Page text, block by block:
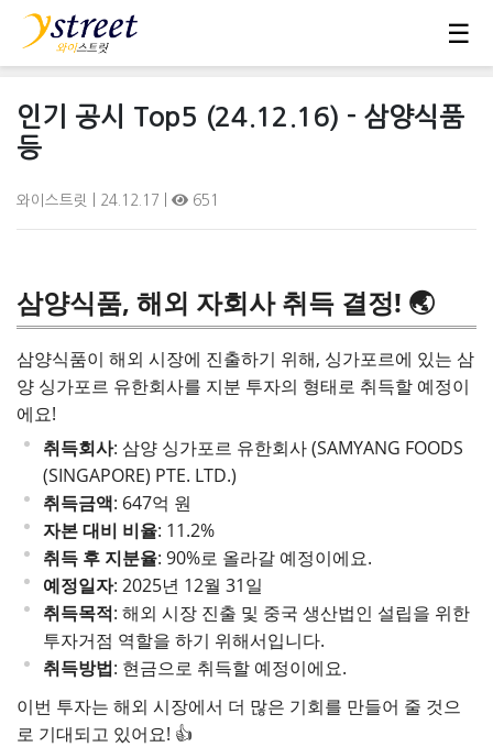
☰
인기 공시 Top5 (24.12.16) - 삼양식품
등
와이스트릿 | 24.12.17 | 651
삼양식품, 해외 자회사 취득 결정! 🌏
삼양식품이 해외 시장에 진출하기 위해, 싱가포르에 있는 삼
양 싱가포르 유한회사를 지분 투자의 형태로 취득할 예정이
에요!
취득회사: 삼양 싱가포르 유한회사 (SAMYANG FOODS
(SINGAPORE) PTE. LTD.)
취득금액: 647억 원
자본 대비 비율: 11.2%
취득 후 지분율: 90%로 올라갈 예정이에요.
예정일자: 2025년 12월 31일
취득목적: 해외 시장 진출 및 중국 생산법인 설립을 위한
투자거점 역할을 하기 위해서입니다.
취득방법: 현금으로 취득할 예정이에요.
이번 투자는 해외 시장에서 더 많은 기회를 만들어 줄 것으
로 기대되고 있어요! 👍